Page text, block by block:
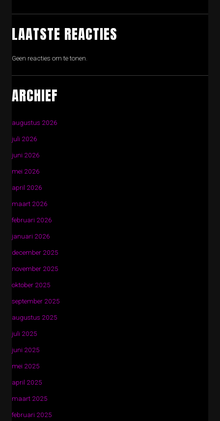
LAATSTE REACTIES
Geen reacties om te tonen.
ARCHIEF
augustus 2026
juli 2026
juni 2026
mei 2026
april 2026
maart 2026
februari 2026
januari 2026
december 2025
november 2025
oktober 2025
september 2025
augustus 2025
juli 2025
juni 2025
mei 2025
april 2025
maart 2025
februari 2025